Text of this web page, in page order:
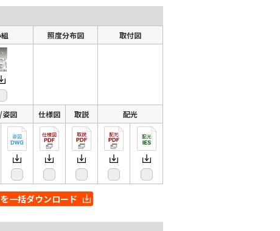
照度分布図 取付図
姿図 仕様図 取説 配光
一括ダウンロード